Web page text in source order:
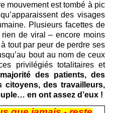
mouvement est tombé à pic
des visages
Plusieurs facettes de
de viral – encore moins
tout par peur de perdre ses
bout au nom de ceux
privilégiés totalitaires et
des patients, des
citoyens, des travailleurs,
en ont assez d’eux !